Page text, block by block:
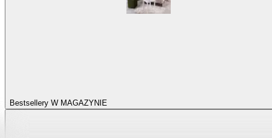
Bestsellery W MAGAZYNIE